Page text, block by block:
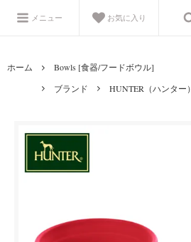
メニュー お気に入り
ホーム
Bowls [食器/フードボウル]
ブランド
HUNTER（ハンター）